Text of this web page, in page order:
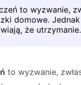
to wyzwanie,
domowe.
że
to wyzwanie,